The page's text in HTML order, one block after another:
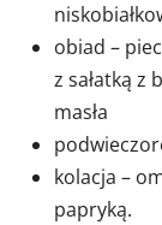
obiad –
z sałatką z
masła
kolacja –
papryką.